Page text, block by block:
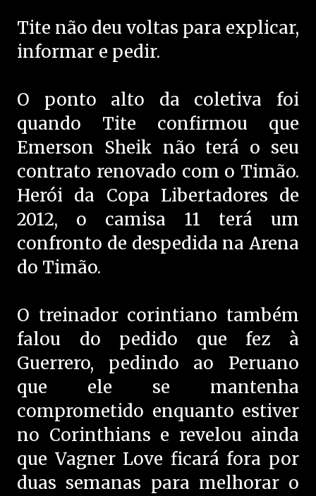
Tite não deu voltas para explicar,
informar e pedir.
O ponto alto da coletiva foi
quando Tite confirmou que
Emerson Sheik não terá o seu
contrato renovado com o Timão.
Herói da Copa Libertadores de
2012, o camisa 11 terá um
confronto de despedida na Arena
do Timão.
O treinador corintiano também
falou do pedido que fez à
Guerrero, pedindo ao Peruano
que ele se mantenha
comprometido enquanto estiver
no Corinthians e revelou ainda
que Vagner Love ficará fora por
duas semanas para melhorar o